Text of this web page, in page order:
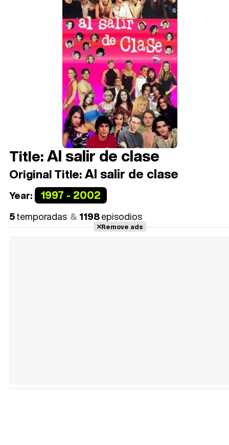
Title:Al salir de clase
Original Title:Al salir de clase
Year: 1997 - 2002
5temporadas 1198episodios
Remove ads